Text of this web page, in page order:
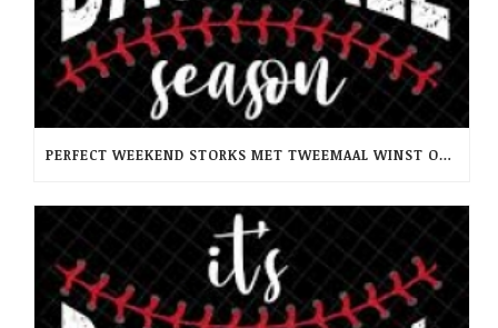
PERFECT WEEKEND STORKS MET TWEEMAAL WINST OP RCH -PINQUINS